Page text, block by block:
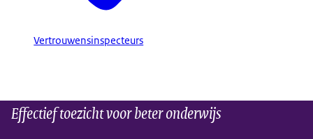
Vertrouwensinspecteurs
Effectief toezicht voor beter onderwijs